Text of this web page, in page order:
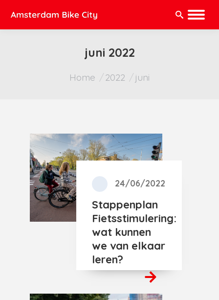
Zoeken:
juni 2022
Home 2022 juni
24/06/2022
Stappenplan
Fietsstimulering:
wat kunnen
we van elkaar
leren?